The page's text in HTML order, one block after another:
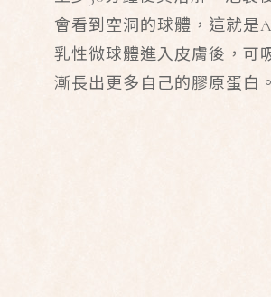
會看到空洞的球體，這就是
乳性微球體進入皮膚後，可
漸長出更多自己的膠原蛋白。